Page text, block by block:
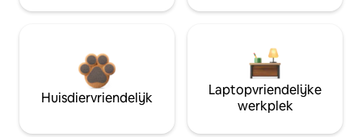
Huisdiervriendelijk
Laptopvriendelijke
werkplek